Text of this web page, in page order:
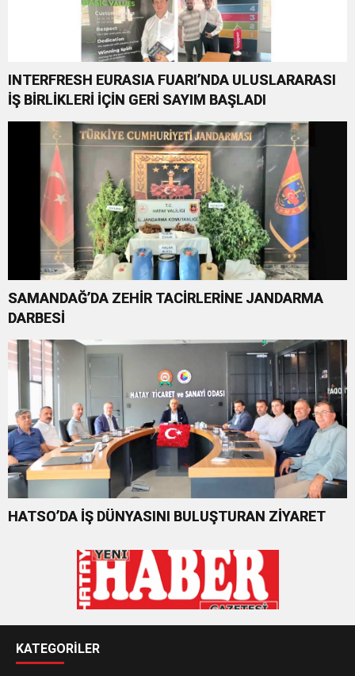
INTERFRESH EURASIA FUARI’NDA ULUSLARARASI
İŞ BİRLİKLERİ İÇİN GERİ SAYIM BAŞLADI
SAMANDAĞ’DA ZEHİR TACİRLERİNE JANDARMA
DARBESİ
HATSO’DA İŞ DÜNYASINI BULUŞTURAN ZİYARET
KATEGORİLER